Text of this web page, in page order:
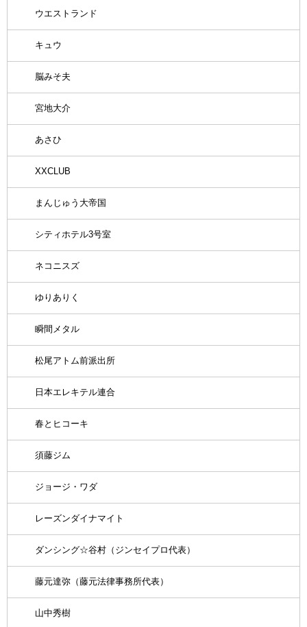
ウエストランド
キュウ
脳みそ夫
宮地大介
あさひ
XXCLUB
まんじゅう大帝国
シティホテル3号室
ネコニスズ
ゆりありく
瞬間メタル
松尾アトム前派出所
日本エレキテル連合
春とヒコーキ
須藤ジム
ジョージ・ワダ
レーズンダイナマイト
ダンシング☆谷村（ジンセイプロ代表）
藤元達弥（藤元法律事務所代表）
山中秀樹